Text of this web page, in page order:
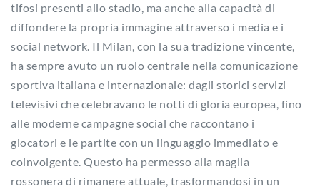
tifosi presenti allo stadio, ma anche alla capacità di
diffondere la propria immagine attraverso i media e i
social network. Il Milan, con la sua tradizione vincente,
ha sempre avuto un ruolo centrale nella comunicazione
sportiva italiana e internazionale: dagli storici servizi
televisivi che celebravano le notti di gloria europea, fino
alle moderne campagne social che raccontano i
giocatori e le partite con un linguaggio immediato e
coinvolgente. Questo ha permesso alla maglia
rossonera di rimanere attuale, trasformandosi in un